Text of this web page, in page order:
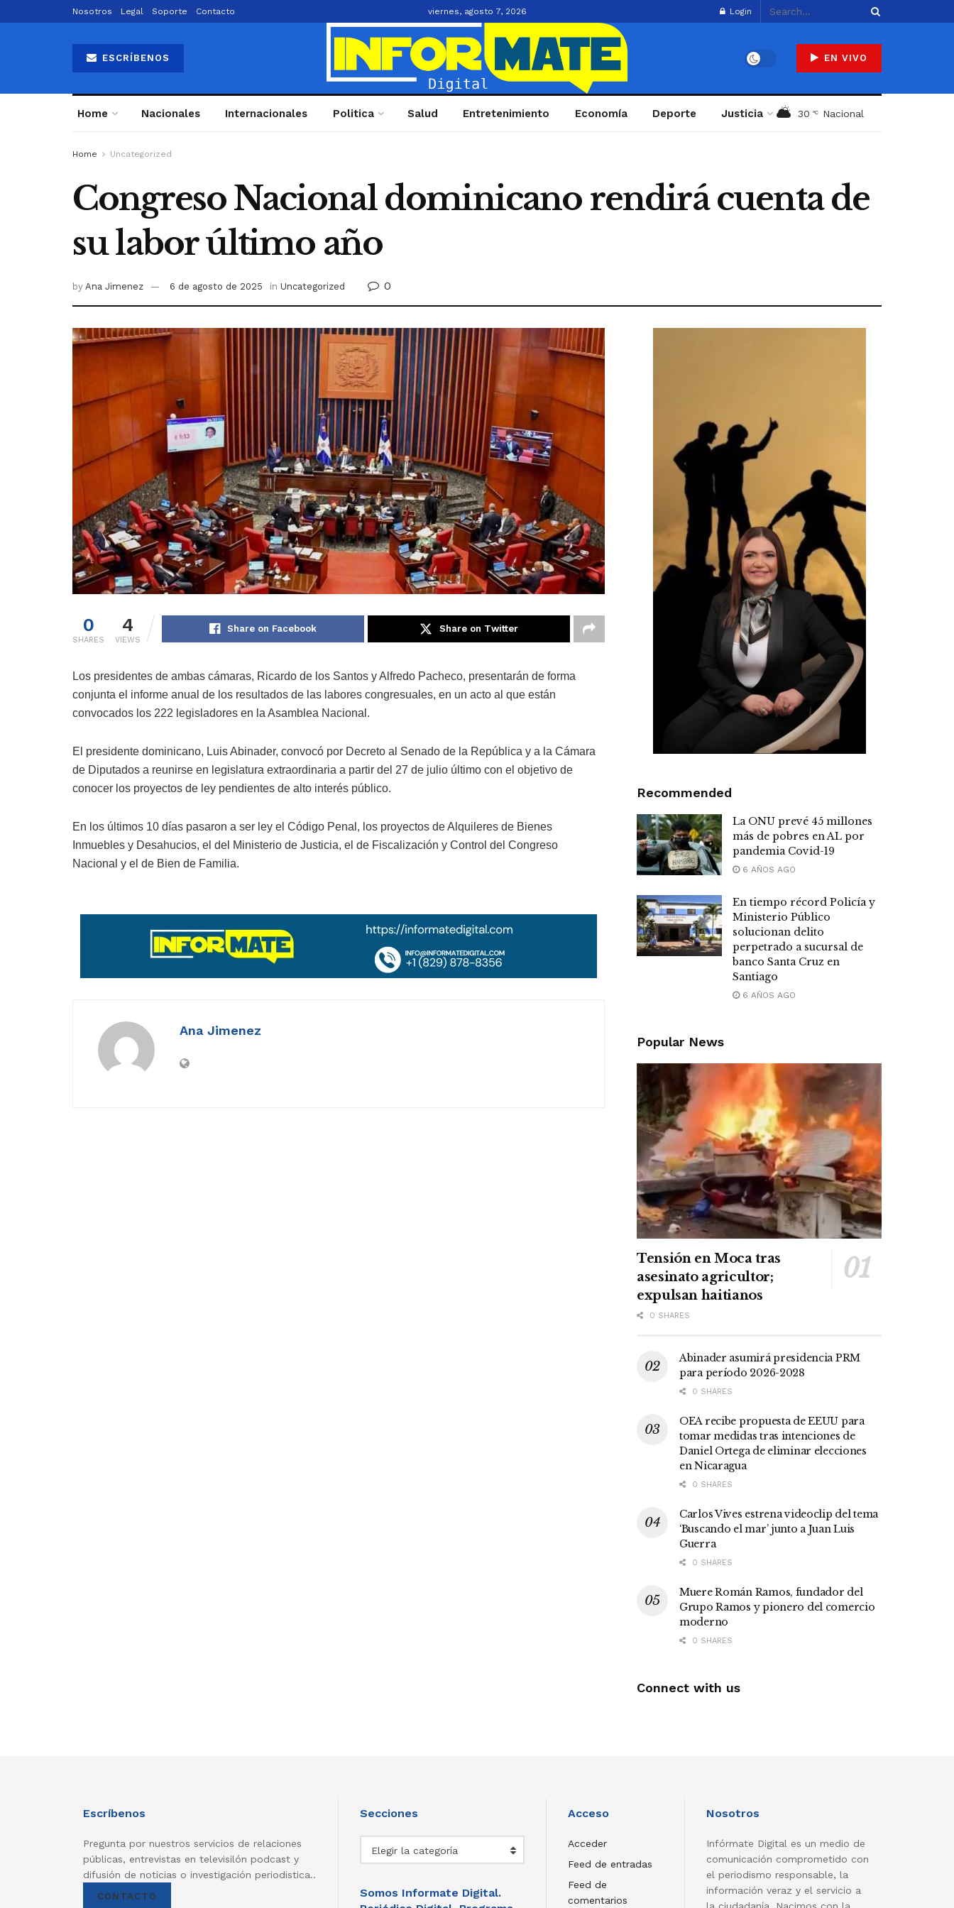
Nosotros Legal Soporte Contacto viernes, agosto 7, 2026 Login
ESCRÍBENOS EN VIVO
Home Nacionales Internacionales Politica Salud Entretenimiento Economía Deporte Justicia 30 °C Nacional
Home Uncategorized
Congreso Nacional dominicano rendirá cuenta de
su labor último año
by Ana Jimenez 6 de agosto de 2025 in Uncategorized 0
0
SHARES
4
VIEWS
Share on Facebook Share on Twitter
Los presidentes de ambas cámaras, Ricardo de los Santos y Alfredo Pacheco, presentarán de forma
conjunta el informe anual de los resultados de las labores congresuales, en un acto al que están
convocados los 222 legisladores en la Asamblea Nacional.
El presidente dominicano, Luis Abinader, convocó por Decreto al Senado de la República y a la Cámara
de Diputados a reunirse en legislatura extraordinaria a partir del 27 de julio último con el objetivo de
conocer los proyectos de ley pendientes de alto interés público.
En los últimos 10 días pasaron a ser ley el Código Penal, los proyectos de Alquileres de Bienes
Inmuebles y Desahucios, el del Ministerio de Justicia, el de Fiscalización y Control del Congreso
Nacional y el de Bien de Familia.
Ana Jimenez
Recommended
La ONU prevé 45 millones
más de pobres en AL por
pandemia Covid-19
6 AÑOS AGO
En tiempo récord Policía y
Ministerio Público
solucionan delito
perpetrado a sucursal de
banco Santa Cruz en
Santiago
6 AÑOS AGO
Popular News
Tensión en Moca tras
asesinato agricultor;
expulsan haitianos
0 SHARES
Abinader asumirá presidencia PRM
para período 2026-2028
0 SHARES
OEA recibe propuesta de EEUU para
tomar medidas tras intenciones de
Daniel Ortega de eliminar elecciones
en Nicaragua
0 SHARES
Carlos Vives estrena videoclip del tema
‘Buscando el mar’ junto a Juan Luis
Guerra
0 SHARES
Muere Román Ramos, fundador del
Grupo Ramos y pionero del comercio
moderno
0 SHARES
Connect with us
Escríbenos
Pregunta por nuestros servicios de relaciones
públicas, entrevistas en televisilón podcast y
difusión de noticias o investigación periodistica..
CONTACTO
Secciones
Elegir la categoría
Somos Informate Digital.
Acceso
Acceder
Feed de entradas
Feed de
comentarios
Nosotros
Infórmate Digital es un medio de
comunicación comprometido con
el periodismo responsable, la
información veraz y el servicio a